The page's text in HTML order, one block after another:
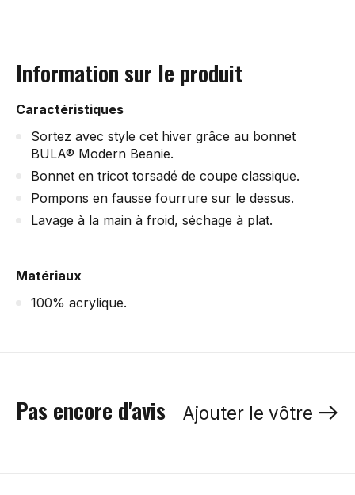
Information sur le produit
Caractéristiques
Sortez avec style cet hiver grâce au bonnet
BULA® Modern Beanie.
Bonnet en tricot torsadé de coupe classique.
Pompons en fausse fourrure sur le dessus.
Lavage à la main à froid, séchage à plat.
Matériaux
100% acrylique.
Pas encore d'avis Ajouter le vôtre